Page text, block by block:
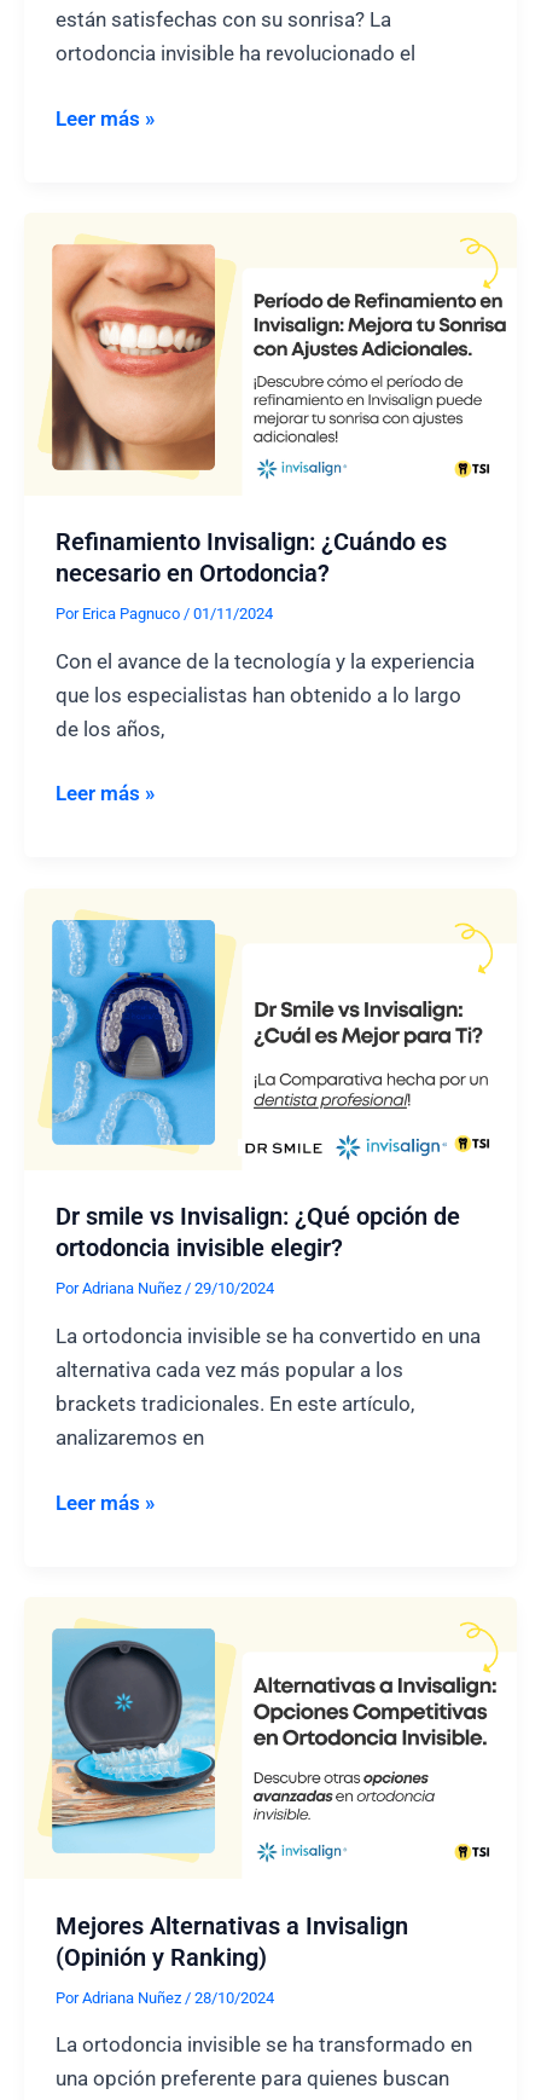
están satisfechas con su sonrisa? La
ortodoncia invisible ha revolucionado el
Invisalign
integral
para
una
sonrisa
perfecta
Leer más »
Refinamiento Invisalign: ¿Cuándo es
necesario en Ortodoncia?
Por Erica Pagnuco / 01/11/2024
Con el avance de la tecnología y la experiencia
que los especialistas han obtenido a lo largo
de los años,
Refinamiento
necesario
en
Ortodoncia?
Leer más »
Dr smile vs Invisalign: ¿Qué opción de
ortodoncia invisible elegir?
PorAdriana Nuñez / 29/10/2024
La ortodoncia invisible se ha convertido en una
alternativa cada vez más popular a los
brackets tradicionales. En este artículo,
analizaremos en
Dr
¿Qué
opción
de
ortodoncia
invisible
elegir?
Leer más »
Mejores Alternativas a Invisalign
(Opinión y Ranking)
PorAdriana Nuñez / 28/10/2024
La ortodoncia invisible se ha transformado en
una opción preferente para quienes buscan